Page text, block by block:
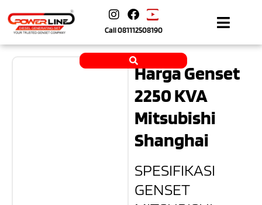
Call081112508190
Harga Genset
2250 KVA
Mitsubishi
Shanghai
SPESIFIKASI
GENSET